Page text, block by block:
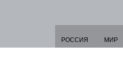
РОССИЯ МИР